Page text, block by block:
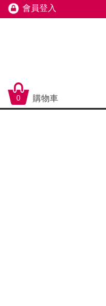
會員登入
0 購物車